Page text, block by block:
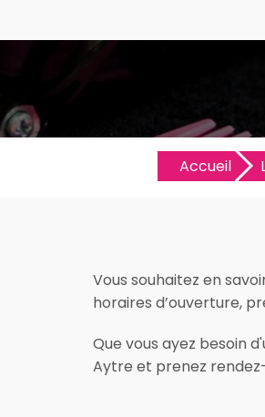
Accueil
Vous souhaitez en
horaires d’ouverture,
Que vous ayez besoin
Aytre et prenez